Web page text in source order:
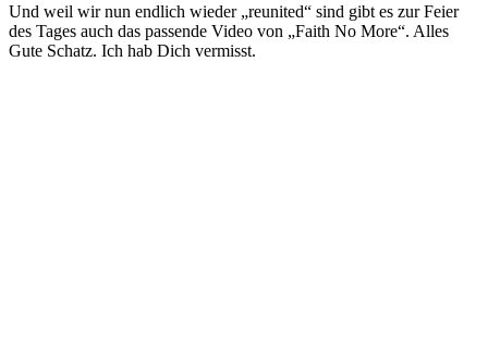
Und weil wir nun endlich wieder „reunited“ sind gibt es zur Feier
des Tages auch das passende Video von „Faith No More“. Alles
Gute Schatz. Ich hab Dich vermisst.